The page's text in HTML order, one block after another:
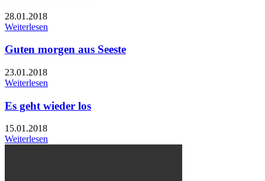
28.01.2018
Weiterlesen
Guten morgen aus Seeste
23.01.2018
Weiterlesen
Es geht wieder los
15.01.2018
Weiterlesen